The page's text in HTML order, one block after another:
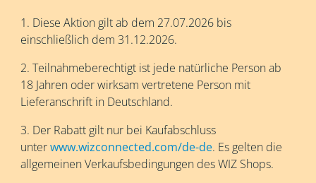
1. Diese Aktion gilt ab dem 27.07.2026 bis
einschließlich dem 31.12.2026.
2. Teilnahmeberechtigt ist jede natürliche Person ab
18 Jahren oder wirksam vertretene Person mit
Lieferanschrift in Deutschland.​
3. Der Rabatt gilt nur bei Kaufabschluss
unterwww.wizconnected.com/de-de. Es gelten die
allgemeinen Verkaufsbedingungen des WIZ Shops.​